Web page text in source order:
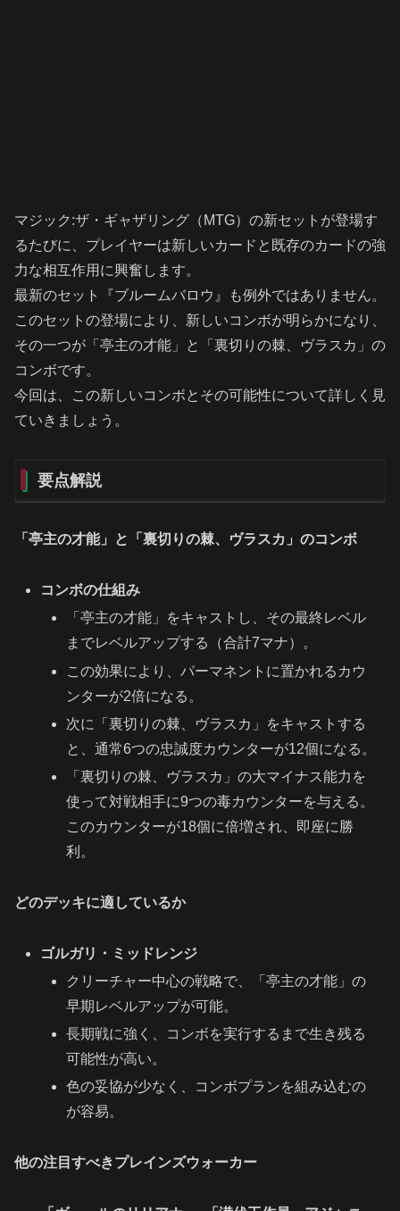
マジック:ザ・ギャザリング（MTG）の新セットが登場す
るたびに、プレイヤーは新しいカードと既存のカードの強
力な相互作用に興奮します。
最新のセット『ブルームバロウ』も例外ではありません。
このセットの登場により、新しいコンボが明らかになり、
その一つが「亭主の才能」と「裏切りの棘、ヴラスカ」の
コンボです。
今回は、この新しいコンボとその可能性について詳しく見
ていきましょう。
要点解説
「亭主の才能」と「裏切りの棘、ヴラスカ」のコンボ
コンボの仕組み
「亭主の才能」をキャストし、その最終レベル
までレベルアップする（合計7マナ）。
この効果により、パーマネントに置かれるカウ
ンターが2倍になる。
次に「裏切りの棘、ヴラスカ」をキャストする
と、通常6つの忠誠度カウンターが12個になる。
「裏切りの棘、ヴラスカ」の大マイナス能力を
使って対戦相手に9つの毒カウンターを与える。
このカウンターが18個に倍増され、即座に勝
利。
どのデッキに適しているか
ゴルガリ・ミッドレンジ
クリーチャー中心の戦略で、「亭主の才能」の
早期レベルアップが可能。
長期戦に強く、コンボを実行するまで生き残る
可能性が高い。
色の妥協が少なく、コンボプランを組み込むの
が容易。
他の注目すべきプレインズウォーカー